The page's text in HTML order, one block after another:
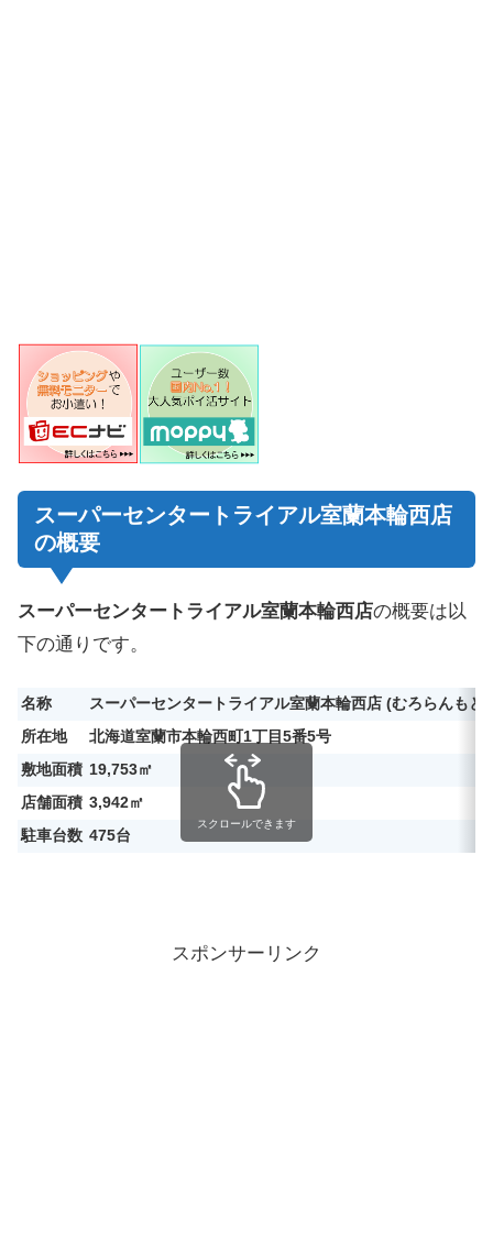
スーパーセンタートライアル室蘭本輪西店
の概要
スーパーセンタートライアル室蘭本輪西店の概要は以
下の通りです。
名称 スーパーセンタートライアル室蘭本輪西店 (むろらんもと
所在地
北海道室蘭市本輪西町1丁目5番5号
敷地面積 19,753㎡
店舗面積 3,942㎡
駐車台数 475台
スクロールできます
スポンサーリンク